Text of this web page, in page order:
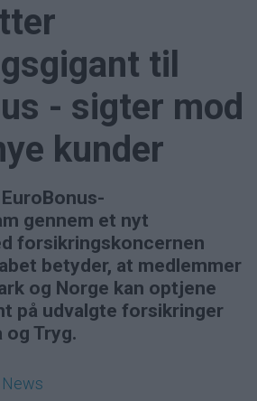
til
- sigter mod
kunder
gennem et nyt
forsikringskoncernen
betyder, at medlemmer
og Norge kan optjene
på udvalgte forsikringer
og Tryg.